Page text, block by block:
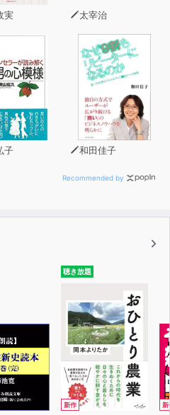
、伝え方の極意が詰まった1
て特別な才能を持っているわ
っている人も、シンプルな
身につければ、
し、「ノー」と言われそうな
とができるようになります。
て数多くの有名コピーを手掛
ら多くのトライ&エラーを重
法論を整理し、分かりやすく
え方を磨くためのガイドで
カニズムを解説し、さらにそ
お伝えする本書は、
るのか？」「このコトバはな
に答えつつ、
技術」を身につけられるよう
実 太宰治
子 和田佳子
Recommended by
聴き放題
新作 新